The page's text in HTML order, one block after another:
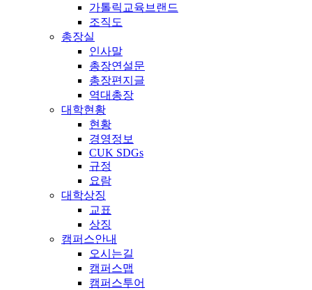
가톨릭교육브랜드
조직도
총장실
인사말
총장연설문
총장편지글
역대총장
대학현황
현황
경영정보
CUK SDGs
규정
요람
대학상징
교표
상징
캠퍼스안내
오시는길
캠퍼스맵
캠퍼스투어